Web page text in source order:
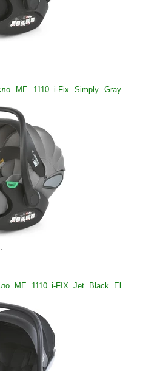
.
ME 1110 i-Fix Simply Gray
.
ME 1110 i-FIX Jet Black El